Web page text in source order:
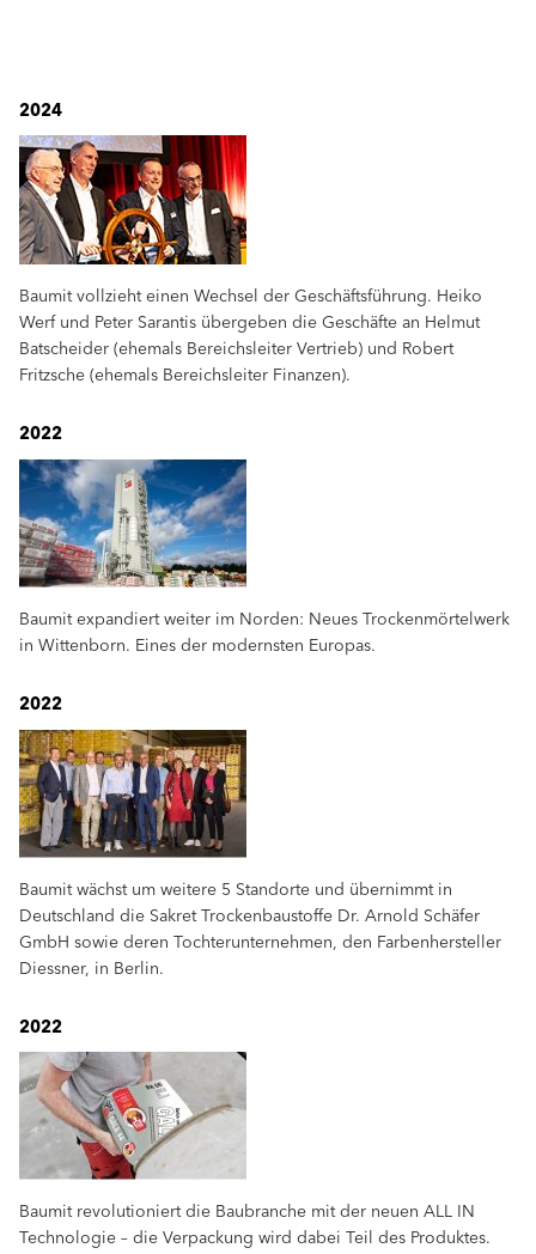
2024
Baumit vollzieht einen Wechsel der Geschäftsführung. Heiko
Werf und Peter Sarantis übergeben die Geschäfte an Helmut
Batscheider (ehemals Bereichsleiter Vertrieb) und Robert
Fritzsche (ehemals Bereichsleiter Finanzen).
2022
Baumit expandiert weiter im Norden: Neues Trockenmörtelwerk
in Wittenborn. Eines der modernsten Europas.
2022
Baumit wächst um weitere 5 Standorte und übernimmt in
Deutschland die Sakret Trockenbaustoffe Dr. Arnold Schäfer
GmbH sowie deren Tochterunternehmen, den Farbenhersteller
Diessner, in Berlin.
2022
Baumit revolutioniert die Baubranche mit der neuen ALL IN
Technologie – die Verpackung wird dabei Teil des Produktes.